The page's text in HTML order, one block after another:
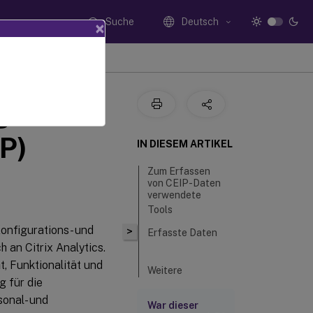
Suche Deutsch
und
an Citrix Analytics.
Funktionalität und
für die
und
>
IN DIESEM ARTIKEL
Zum Erfassen
von CEIP-Daten
verwendete
Tools
Erfasste Daten
Weitere
War dieser
×